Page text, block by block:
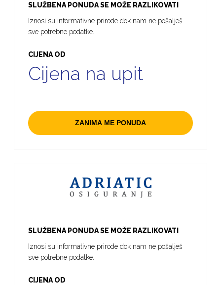
SLUŽBENA PONUDA SE MOŽE RAZLIKOVATI
Iznosi su informativne prirode dok nam ne pošalješ
sve potrebne podatke.
CIJENA OD
Cijena na upit
ZANIMA ME PONUDA
SLUŽBENA PONUDA SE MOŽE RAZLIKOVATI
Iznosi su informativne prirode dok nam ne pošalješ
sve potrebne podatke.
CIJENA OD